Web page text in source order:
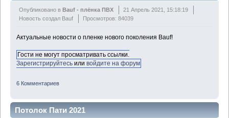
Опубликовано вBauf - плёнка ПВХ
21 Апрель 2021, 15:18:19
Новость создал Bauf
Просмотров: 84039
Актуальные новости о пленке нового поколения Bauf!
Гости не могут просматривать ссылки.
Зарегистрируйтесь иливойдите на форум
6 Комментариев
Потолок Пати 2021